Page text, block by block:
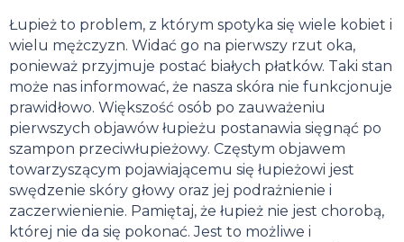
Łupież to problem, z którym spotyka się wiele kobiet i
wielu mężczyzn. Widać go na pierwszy rzut oka,
ponieważ przyjmuje postać białych płatków. Taki stan
może nas informować, że nasza skóra nie funkcjonuje
prawidłowo. Większość osób po zauważeniu
pierwszych objawów łupieżu postanawia sięgnąć po
szampon przeciwłupieżowy. Częstym objawem
towarzyszącym pojawiającemu się łupieżowi jest
swędzenie skóry głowy oraz jej podrażnienie i
zaczerwienienie. Pamiętaj, że łupież nie jest chorobą,
której nie da się pokonać. Jest to możliwe i